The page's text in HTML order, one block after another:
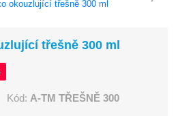
třešně 300 ml
Kód: A-TM TŘEŠNĚ 300